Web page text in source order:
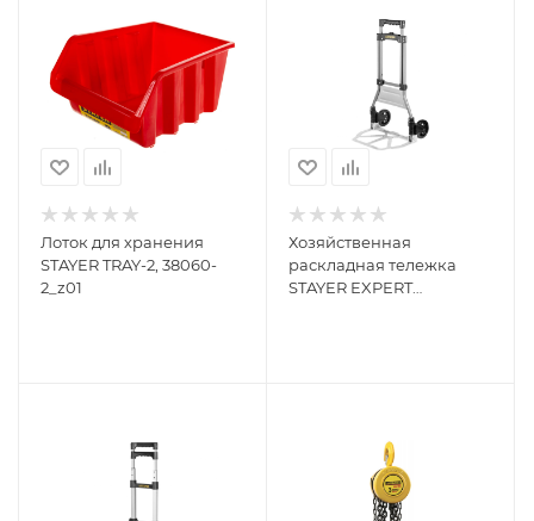
Лоток для хранения
STAYER TRAY-2, 38060-
2_z01
Хозяйственная
раскладная тележка
STAYER EXPERT